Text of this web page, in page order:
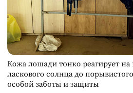
Кожа лошади тонко реагирует на
ласкового солнца до
особой заботы и защиты